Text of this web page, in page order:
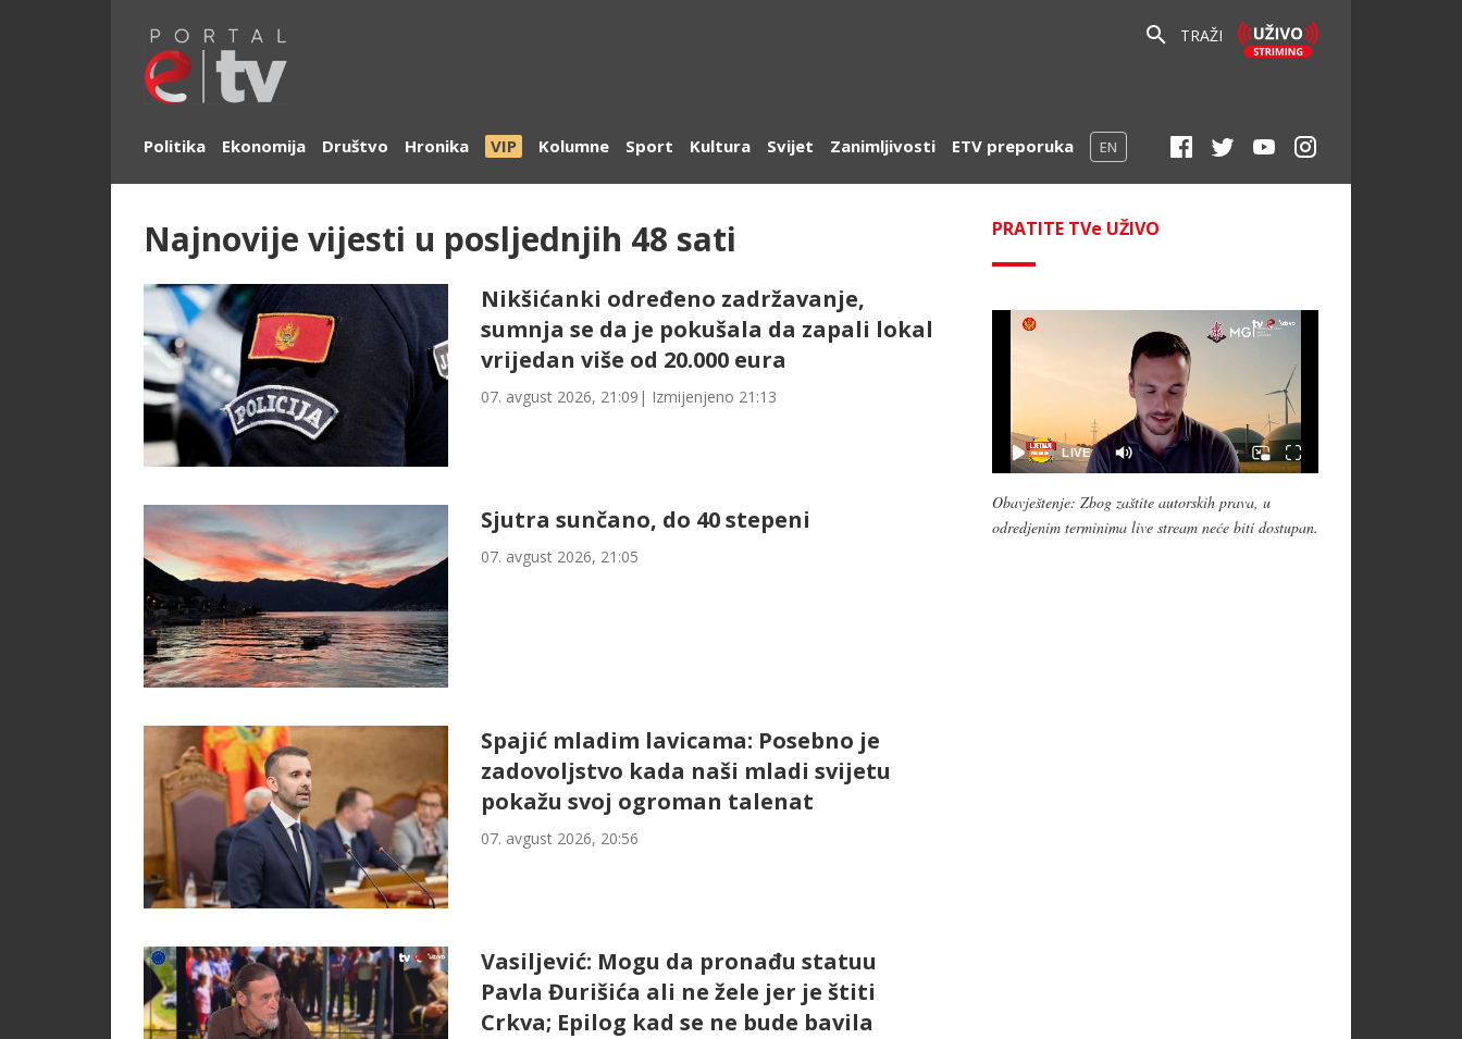
TRAŽI
Politika Ekonomija Društvo Hronika VIP Kolumne Sport Kultura Svijet Zanimljivosti ETV preporuka EN
Najnovije vijesti u posljednjih 48 sati
Nikšićanki određeno zadržavanje,
sumnja se da je pokušala da zapali lokal
vrijedan više od 20.000 eura
07. avgust 2026, 21:09 | Izmijenjeno 21:13
Sjutra sunčano, do 40 stepeni
07. avgust 2026, 21:05
Spajić mladim lavicama: Posebno je
zadovoljstvo kada naši mladi svijetu
pokažu svoj ogroman talenat
07. avgust 2026, 20:56
Vasiljević: Mogu da pronađu statuu
Pavla Đurišića ali ne žele jer je štiti
Crkva; Epilog kad se ne bude bavila
PRATITE TVe UŽIVO
Obavještenje: Zbog zaštite autorskih prava, u
odredjenim terminima live stream neće biti dostupan.